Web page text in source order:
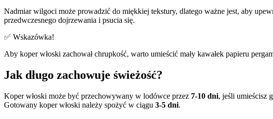
Nadmiar wilgoci może prowadzić do miękkiej tekstury, dlatego ważne jest, aby
przedwczesnego dojrzewania i psucia się.
✅ Wskazówka!
Aby koper włoski zachował chrupkość, warto umieścić mały kawałek papieru
Jak długo zachowuje świeżość?
Koper włoski może być przechowywany w lodówce przez 7-10 dni, jeśli umieścisz
Gotowany koper włoski należy spożyć w ciągu 3-5 dni.